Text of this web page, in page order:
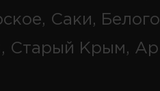
Саки,
Старый Крым,